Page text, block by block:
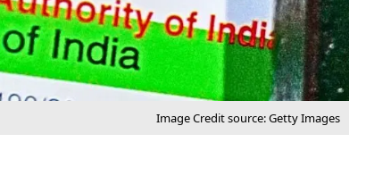
Image Credit source: Getty Images